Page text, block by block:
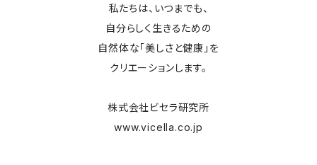
私たちは、いつまでも、
自分らしく生きるための
自然体な「美しさと健康」を
クリエーションします。
株式会社ビセラ研究所
www.vicella.co.jp